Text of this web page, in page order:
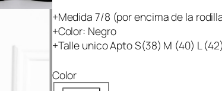
+Medida 7/8 (por encima de la
+Color: Negro
+Talle unico Apto S(38) M (40) L (42)
Color